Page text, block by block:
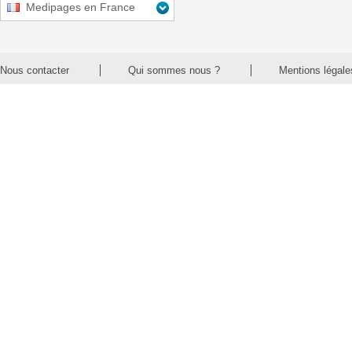
Medipages en France
Nous contacter Qui sommes nous ? Mentions